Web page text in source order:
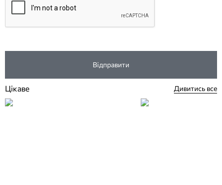
Відправити
Цікаве Дивитись все